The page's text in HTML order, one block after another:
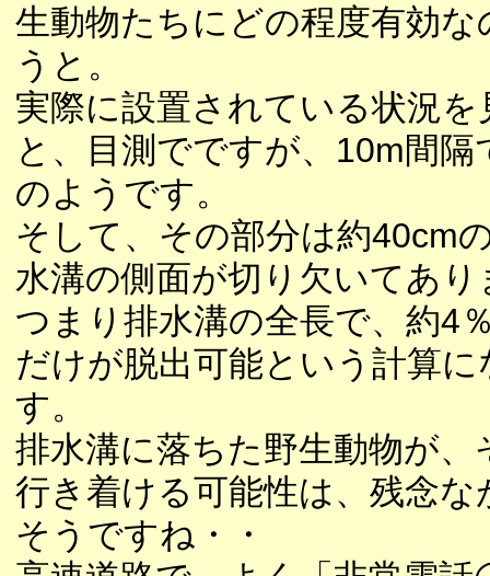
生動物たちにどの程度有効な
うと。
実際に設置されている状況を
と、目測でですが、10m間隔
のようです。
そして、その部分は約40cm
水溝の側面が切り欠いてあり
つまり排水溝の全長で、約4
だけが脱出可能という計算に
す。
排水溝に落ちた野生動物が、
行き着ける可能性は、残念な
そうですね・・